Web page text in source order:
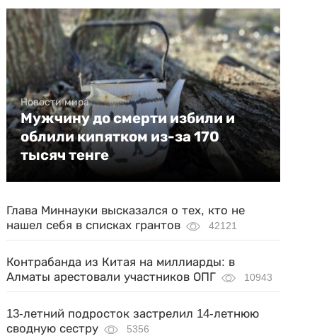
Новости мира
Мужчину до смерти избили и
облили кипятком из-за 170
тысяч тенге
Глава Миннауки высказался о тех, кто не
нашел себя в списках грантов
42121
Контрабанда из Китая на миллиарды: в
Алматы арестовали участников ОПГ
10943
13-летний подросток застрелил 14-летнюю
сводную сестру
5356